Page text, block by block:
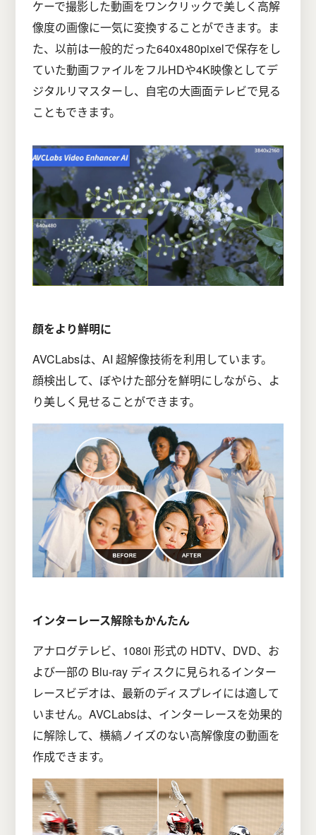
ケーで撮影した動画をワンクリックで美しく高解
像度の画像に一気に変換することができます。ま
た、以前は一般的だった640x480pixelで保存をし
ていた動画ファイルをフルHDや4K映像としてデ
ジタルリマスターし、自宅の大画面テレビで見る
こともできます。
顔をより鮮明に
AVCLabsは、AI 超解像技術を利用しています。
顔検出して、ぼやけた部分を鮮明にしながら、よ
り美しく見せることができます。
インターレース解除もかんたん
アナログテレビ、1080i 形式の HDTV、DVD、お
よび一部の Blu-ray ディスクに見られるインター
レースビデオは、最新のディスプレイには適して
いません。AVCLabsは、インターレースを効果的
に解除して、横縞ノイズのない高解像度の動画を
作成できます。